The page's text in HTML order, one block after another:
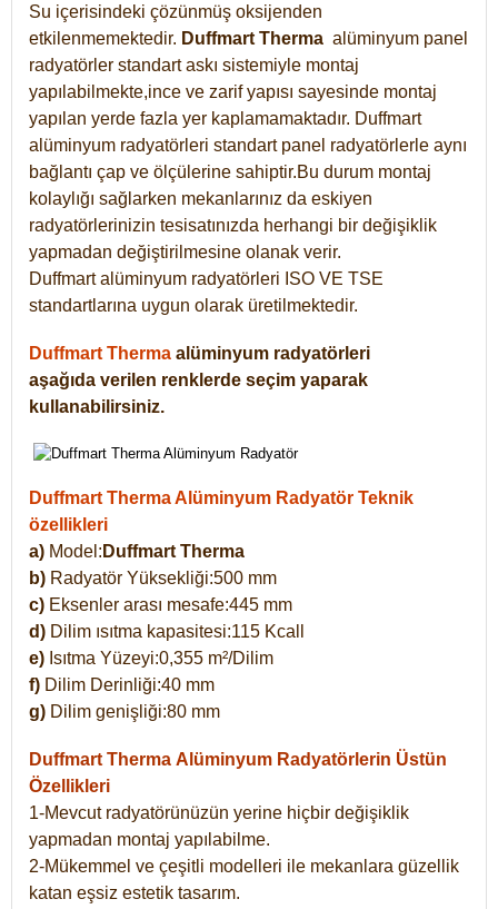
Su içerisindeki çözünmüş oksijenden
etkilenmemektedir. Duffmart Therma alüminyum panel
radyatörler standart askı sistemiyle montaj
yapılabilmekte,ince ve zarif yapısı sayesinde montaj
yapılan yerde fazla yer kaplamamaktadır. Duffmart
alüminyum radyatörleri standart panel radyatörlerle aynı
bağlantı çap ve ölçülerine sahiptir.Bu durum montaj
kolaylığı sağlarken mekanlarınız da eskiyen
radyatörlerinizin tesisatınızda herhangi bir değişiklik
yapmadan değiştirilmesine olanak verir.
Duffmart alüminyum radyatörleri ISO VE TSE
standartlarına uygun olarak üretilmektedir.
Duffmart Therma alüminyum radyatörleri
aşağıda verilen renklerde seçim yaparak
kullanabilirsiniz.
Duffmart Therma Alüminyum Radyatör Teknik
özellikleri
a) Model: Duffmart Therma
b) Radyatör Yüksekliği:500 mm
c) Eksenler arası mesafe:445 mm
d) Dilim ısıtma kapasitesi:115 Kcall
e) Isıtma Yüzeyi:0,355 m²/Dilim
f) Dilim Derinliği:40 mm
g) Dilim genişliği:80 mm
Duffmart Therma Alüminyum Radyatörlerin Üstün
Özellikleri
1-Mevcut radyatörünüzün yerine hiçbir değişiklik
yapmadan montaj yapılabilme.
2-Mükemmel ve çeşitli modelleri ile mekanlara güzellik
katan eşsiz estetik tasarım.